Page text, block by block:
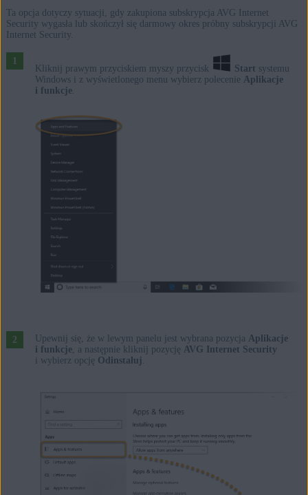
Ta opcja dotyczy sytuacji, gdy zakupiona subskrypcja AVG Internet
Security wygasła lub skończył się darmowy okres próbny subskrypcji AVG
Internet Security.
Kliknij prawym przyciskiem myszy przycisk Start systemu
Windows i z wyświetlonego menu wybierz polecenie Aplikacje
i funkcje.
Upewnij się, że w lewym panelu jest wybrana pozycja Aplikacje
i funkcje, a następnie kliknij pozycję AVG Internet Security
i wybierz opcję Odinstaluj.